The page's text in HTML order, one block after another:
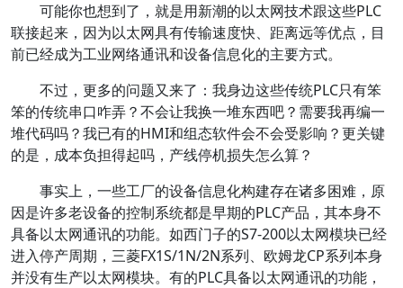
可能你也想到了，就是用新潮的以太网技术跟这些PLC
联接起来，因为以太网具有传输速度快、距离远等优点，目
前已经成为工业网络通讯和设备信息化的主要方式。
不过，更多的问题又来了：我身边这些传统PLC只有笨
笨的传统串口咋弄？不会让我换一堆东西吧？需要我再编一
堆代码吗？我已有的HMI和组态软件会不会受影响？更关键
的是，成本负担得起吗，产线停机损失怎么算？
事实上，一些工厂的设备信息化构建存在诸多困难，原
因是许多老设备的控制系统都是早期的PLC产品，其本身不
具备以太网通讯的功能。如西门子的S7-200以太网模块已经
进入停产周期，三菱FX1S/1N/2N系列、欧姆龙CP系列本身
并没有生产以太网模块。有的PLC具备以太网通讯的功能，